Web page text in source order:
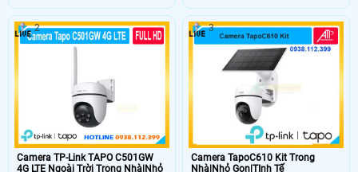
2.4GHz. Công nghệ AI phát hiện
chuyển động và theo dõi chuyển
động thông minh, kết hợp báo động
âm thanh ánh sáng và âm thanh
chiều quản lý qua ứng dụng Tapo và
chuẩn chống nước IP65.
và quay quét 360° theo chiều
ngang. Tầm nhìn ban đêm màu lên
đến 30m, công nghệ AI thông minh
phát hiện chuyển động và báo động
âm thanh ánh sáng. Đàm thoại hai
chiều và điều khiển từ xa qua ứng
Camera TP-Link TAPO C501GW
4G LTE Ngoài Trời Trong Nhà|Nhỏ
2
Camera TapoC610 Kit Trong
Nhà|Nhỏ Gọn|TInh Tế
3